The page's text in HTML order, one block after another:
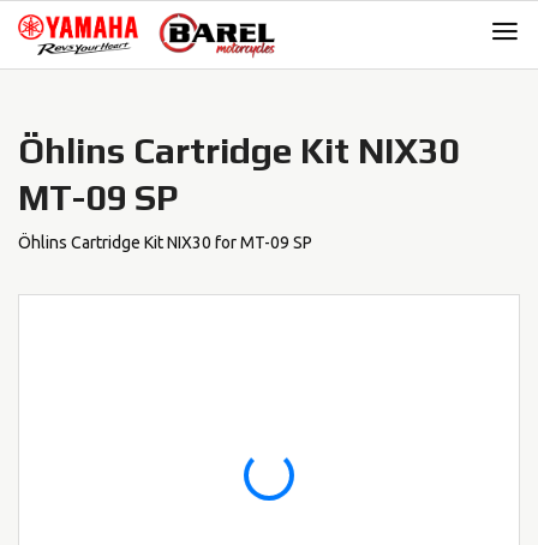
Skip
navigation
Skip
content
Öhlins Cartridge Kit NIX30
MT-09 SP
Öhlins Cartridge Kit NIX30 for MT-09 SP